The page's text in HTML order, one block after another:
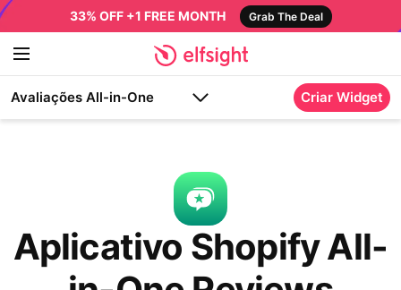
33% OFF +1 FREE MONTH Grab The Deal
Avaliações All-in-One Criar Widget
Aplicativo Shopify All-